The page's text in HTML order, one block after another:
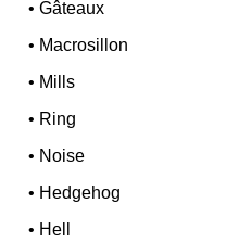
•Gâteaux
• Macrosillon
• Mills
• Ring
• Noise
• Hedgehog
• Hell